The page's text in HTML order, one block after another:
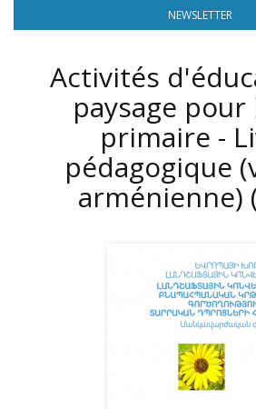
NEWSLETTER
Activités
paysage pour
primaire -
pédagogique
arménienne)